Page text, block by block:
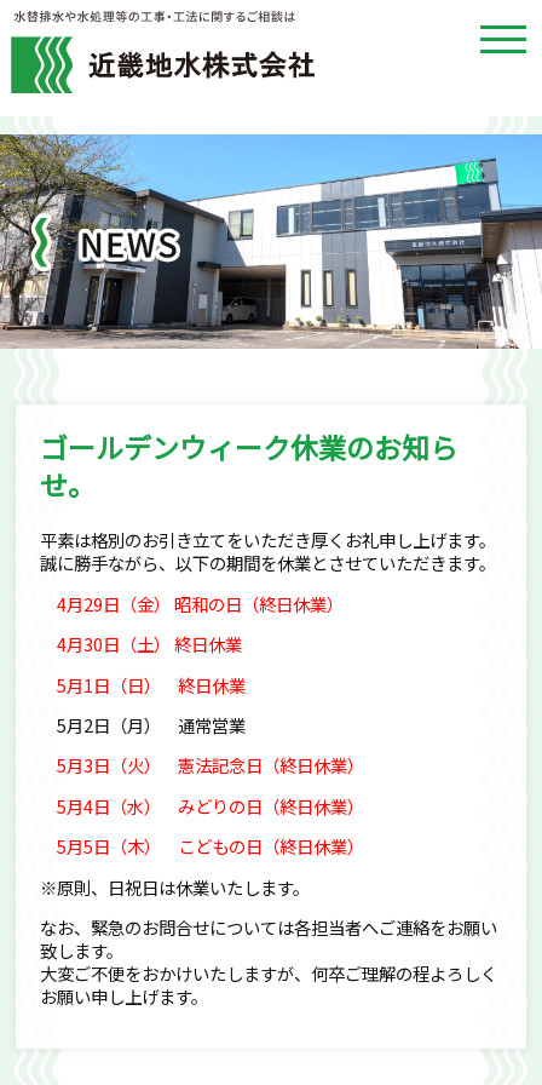
近畿地水株式
ゴールデンウィーク休業のお知ら
せ。
平素は格別のお引き立てをいただき厚くお礼申し上げます。
誠に勝手ながら、以下の期間を休業とさせていただきます。
4月29日（金） 昭和の日（終日休業）
4月30日（土） 終日休業
5月1日（日） 終日休業
5月2日（月） 通常営業
5月3日（火） 憲法記念日（終日休業）
5月4日（水） みどりの日（終日休業）
5月5日（木） こどもの日（終日休業）
※原則、日祝日は休業いたします。
なお、緊急のお問合せについては各担当者へご連絡をお願い
致します。
大変ご不便をおかけいたしますが、何卒ご理解の程よろしく
お願い申し上げます。